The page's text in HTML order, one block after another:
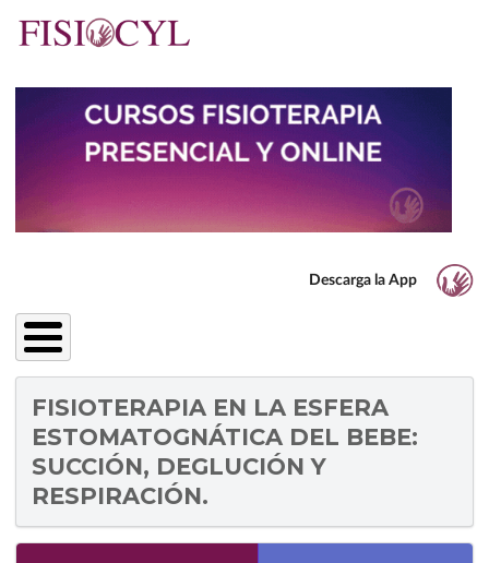
contenido
Descarga la App
FISIOTERAPIA EN LA ESFERA
ESTOMATOGNÁTICA DEL BEBE:
SUCCIÓN, DEGLUCIÓN Y
RESPIRACIÓN.